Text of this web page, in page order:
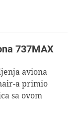
737MAX
aviona
a primio
sa ovom